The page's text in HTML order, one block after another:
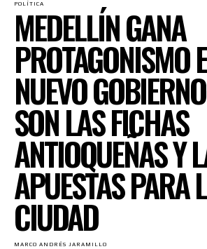
POLÍTICA
MEDELLÍN GANA
PROTAGONISMO
NUEVO
SON LAS FICHAS
ANTIOQUEÑAS Y
APUESTAS PARA
CIUDAD
MARCO ANDRÉS JARAMILLO